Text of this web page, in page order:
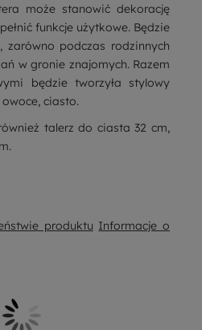
może stanowić dekorację
funkcje użytkowe. Będzie
zarówno podczas rodzinnych
w gronie znajomych. Razem
będzie tworzyła stylowy
ciasto.
talerz do ciasta 32 cm,
produktu Informacje o